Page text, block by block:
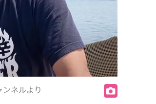
ネルより